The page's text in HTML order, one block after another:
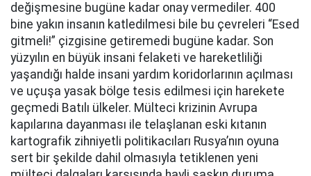
değişmesine bugüne kadar onay vermediler. 400
bine yakın insanın katledilmesi bile bu çevreleri “Esed
gitmeli!” çizgisine getiremedi bugüne kadar. Son
yüzyılın en büyük insani felaketi ve hareketliliği
yaşandığı halde insani yardım koridorlarının açılması
ve uçuşa yasak bölge tesis edilmesi için harekete
geçmedi Batılı ülkeler. Mülteci krizinin Avrupa
kapılarına dayanması ile telaşlanan eski kıtanın
kartografik zihniyetli politikacıları Rusya’nın oyuna
sert bir şekilde dahil olmasıyla tetiklenen yeni